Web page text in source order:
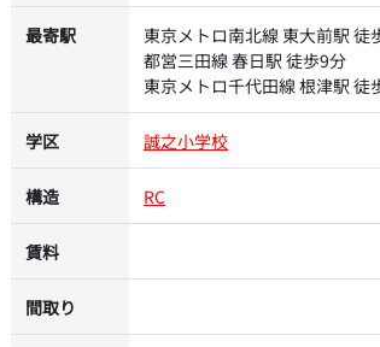
最寄駅
東京メトロ南北線 東大前駅 徒
都営三田線 春日駅 徒歩9分
東京メトロ千代田線 根津駅 徒
学区 誠之小学校
構造 RC
賃料
間取り